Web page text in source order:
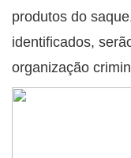
produtos do
identificados,
organização